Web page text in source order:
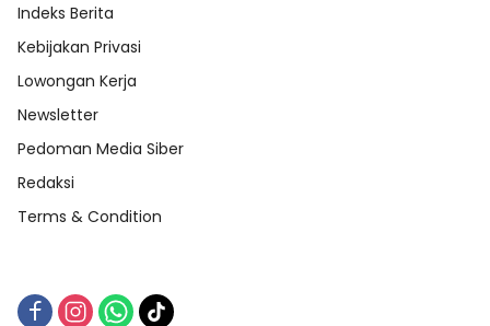
Indeks Berita
Kebijakan Privasi
Lowongan Kerja
Newsletter
Pedoman Media Siber
Redaksi
Terms & Condition